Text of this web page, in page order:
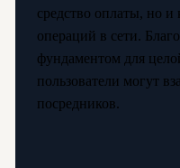
средство оплаты, но
операций в сети.
фундаментом для
пользователи могут
посредников.